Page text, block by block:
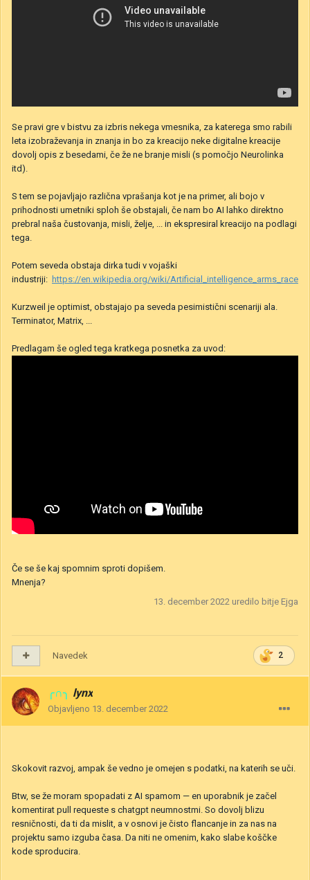
Se pravi gre v bistvu za izbris nekega vmesnika, za katerega smo rabili
leta izobraževanja in znanja in bo za kreacijo neke digitalne kreacije
dovolj opis z besedami, če že ne branje misli (s pomočjo Neurolinka
itd).
S tem se pojavljajo različna vprašanja kot je na primer, ali bojo v
prihodnosti umetniki sploh še obstajali, če nam bo AI lahko direktno
prebral naša čustovanja, misli, želje, ... in ekspresiral kreacijo na podlagi
tega.
Potem seveda obstaja dirka tudi v vojaški
industriji: https://en.wikipedia.org/wiki/Artificial_intelligence_arms_race
Kurzweil je optimist, obstajajo pa seveda pesimistični scenariji ala.
Terminator, Matrix, ...
Predlagam še ogled tega kratkega posnetka za uvod:
Če se še kaj spomnim sproti dopišem.
Mnenja?
13. december 2022 uredilo bitje Ejga
2
Navedek
╭∩╮ lynx
Objavljeno 13. december 2022
Skokovit razvoj, ampak še vedno je omejen s podatki, na katerih se uči.
Btw, se že moram spopadati z AI spamom — en uporabnik je začel
komentirat pull requeste s chatgpt neumnostmi. So dovolj blizu
resničnosti, da ti da mislit, a v osnovi je čisto flancanje in za nas na
projektu samo izguba časa. Da niti ne omenim, kako slabe koščke
kode sproducira.